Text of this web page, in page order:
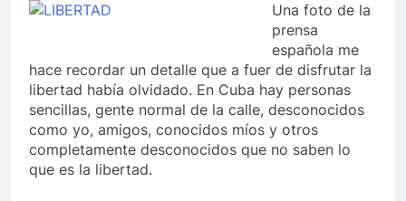
Una foto de la
prensa
española me
hace recordar un detalle que a fuer de disfrutar la
libertad había olvidado. En Cuba hay personas
sencillas, gente normal de la calle, desconocidos
como yo, amigos, conocidos míos y otros
completamente desconocidos que no saben lo
que es la libertad.